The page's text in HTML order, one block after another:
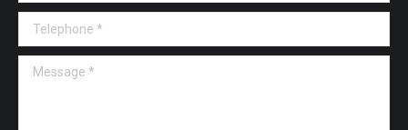
Telephone *
Message *